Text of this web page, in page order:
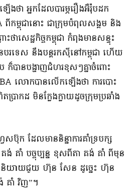
ថា អ្នក​ដែល​បារម្ភ​រឿង​អឺរ៉ុប​ដក​
ពី​កម្ពុជា​នោះ ជា​ក្រុម​បំពុល​សង្គម ​និង​
ា​សេដ្ឋកិច្ចកម្ពុជា កំពុង​មាន​សន្ទុះ​
រទេស នឹង​បន្ដ​រកស៊ី​នៅ​កម្ពុជា ​ហើយ​
បាន​បង្ហាញ​ជំហរ​ខុសៗ​គ្នា​ចំពោះ​
លោក​បាន​លើកឡើង​ថា ​ការបោះ​
ប្រាកដ មិន​ក្លែងក្លាយ​ដូច​ក្រុមប្រឆាំង​
ក ដែល​មាន​និន្នាការ​គាំទ្រ​បក្ស
ង់ គាំ បច្ចុប្បន្ន ខុស​ពី​តា គង់ គាំ ពីមុន
និយាយ​ជួយ ហ៊ុន សែន ដូច្នេះ ហ៊ុន​
គាំ វិញ​”​។​